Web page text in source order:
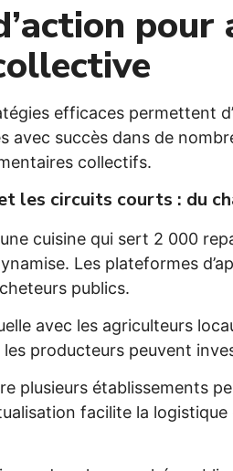
efficaces permettent
avec succès dans de
collectifs.
les circuits courts : du
cuisine qui sert 2 000
Les plateformes
publics.
avec les agriculteurs
les producteurs peuvent
plusieurs établissements
facilite la